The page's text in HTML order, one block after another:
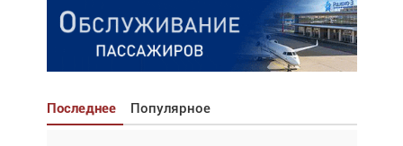
Последнее Популярное